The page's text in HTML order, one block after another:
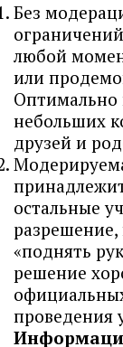
Без
любой
или
Оптимально
небольших
друзей и
остальные
«поднять
решение
проведения